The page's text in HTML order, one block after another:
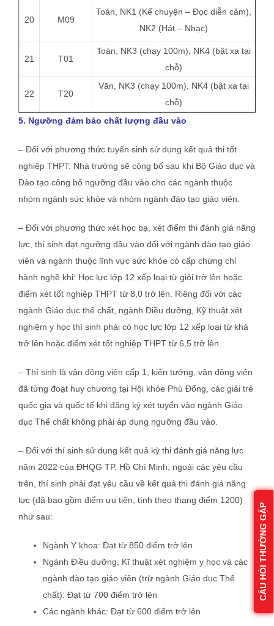
20 M09
Toán, NK1 (Kể chuyện – Đọc diễn cảm),
NK2 (Hát – Nhạc)
21 T01
Toán, NK3 (chạy 100m), NK4 (bật xa tại
chỗ)
22 T20
Văn, NK3 (chạy 100m), NK4 (bật xa tại
chỗ)
5. Ngưỡng đảm bảo chất lượng đầu vào
– Đối với phương thức tuyển sinh sử dụng kết quả thi tốt
nghiệp THPT: Nhà trường sẽ công bố sau khi Bộ Giáo dục và
Đào tạo công bố ngưỡng đầu vào cho các ngành thuộc
nhóm ngành sức khỏe và nhóm ngành đào tạo giáo viên.
– Đối với phương thức xét học bạ, xét điểm thi đánh giá năng
lực, thí sinh đạt ngưỡng đầu vào đối với ngành đào tạo giáo
viên và ngành thuộc lĩnh vực sức khỏe có cấp chứng chỉ
hành nghề khi: Học lực lớp 12 xếp loại từ giỏi trở lên hoặc
điểm xét tốt nghiệp THPT từ 8,0 trở lên. Riêng đối với các
ngành Giáo dục thể chất, ngành Điều dưỡng, Kỹ thuật xét
nghiệm y học thí sinh phải có học lực lớp 12 xếp loại từ khá
trở lên hoặc điểm xét tốt nghiệp THPT từ 6,5 trở lên.
– Thí sinh là vận động viên cấp 1, kiện tướng, vận động viên
đã từng đoạt huy chương tại Hội khỏe Phù Đổng, các giải trẻ
quốc gia và quốc tế khi đăng ký xét tuyển vào ngành Giáo
dục Thể chất không phải áp dụng ngưỡng đầu vào.
– Đối với thí sinh sử dụng kết quả kỳ thi đánh giá năng lực
năm 2022 của ĐHQG TP. Hồ Chí Minh, ngoài các yêu cầu
trên, thí sinh phải đạt yêu cầu về kết quả thi đánh giá năng
lực (đã bao gồm điểm ưu tiên, tính theo thang điểm 1200)
như sau:
Ngành Y khoa: Đạt từ 850 điểm trở lên
Ngành Điều dưỡng, Kĩ thuật xét nghiệm y học và các
ngành đào tạo giáo viên (trừ ngành Giáo dục Thể
chất): Đạt từ 700 điểm trở lên
Các ngành khác: Đạt từ 600 điểm trở lên
CÂU HỎI THƯỜNG GẶP